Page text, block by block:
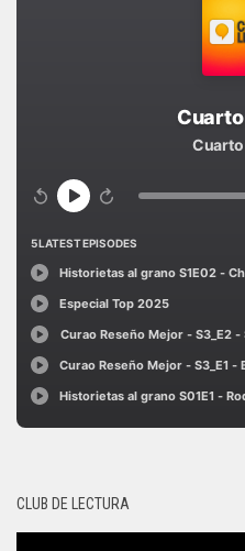
CLUB DE LECTURA